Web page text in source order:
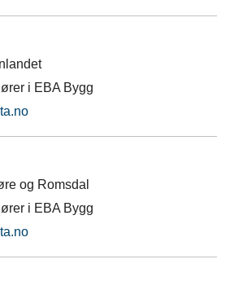
i EBA Bygg
og Romsdal
i EBA Bygg